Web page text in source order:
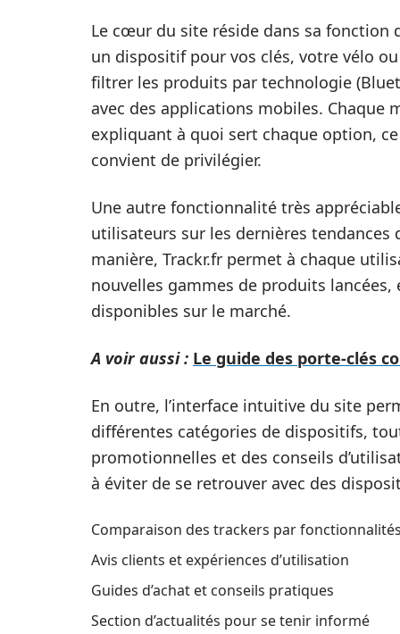
Le cœur du site réside dans sa fonction
un dispositif pour vos clés, votre vélo
filtrer les produits par technologie
avec des applications mobiles. Chaque
expliquant à quoi sert chaque option,
convient de privilégier.
Une autre fonctionnalité très
utilisateurs sur les dernières tendances
manière, Trackr.fr permet à chaque
nouvelles gammes de produits
disponibles sur le marché.
A voir aussi : Le guide des porte-clés
En outre, l’interface intuitive du site
différentes catégories de dispositifs,
promotionnelles et des conseils
à éviter de se retrouver avec des
Comparaison des trackers par
Avis clients et expériences d’utilisation
Guides d’achat et conseils pratiques
Section d’actualités pour se tenir informé